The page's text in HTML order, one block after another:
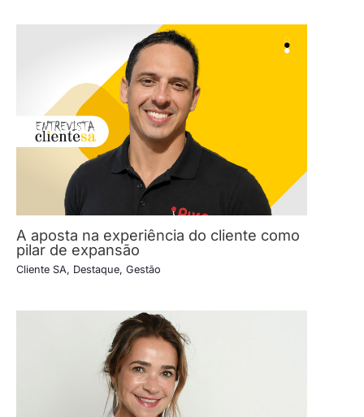
A aposta na experiência do cliente como
pilar de expansão
Cliente SA, Destaque, Gestão